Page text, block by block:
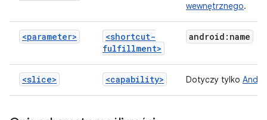
wewnętrznego.
<parameter>
<shortcut-
fulfillment>
android:name
<slice> <capability> Dotyczy tylko